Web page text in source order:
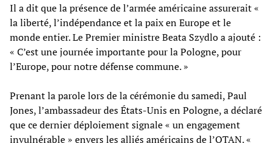
Il a dit que la présence de l’armée américaine assurerait «
la liberté, l’indépendance et la paix en Europe et le
monde entier. Le Premier ministre Beata Szydlo a ajouté :
« C’est une journée importante pour la Pologne, pour
l’Europe, pour notre défense commune. »
Prenant la parole lors de la cérémonie du samedi, Paul
Jones, l’ambassadeur des États-Unis en Pologne, a déclaré
que ce dernier déploiement signale « un engagement
invulnérable » envers les alliés américains de l’OTAN. «